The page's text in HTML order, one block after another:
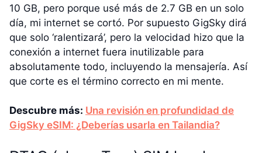
10 GB, pero porque usé más de 2.7 GB en un solo
día, mi internet se cortó. Por supuesto GigSky dirá
que solo ‘ralentizará’, pero la velocidad hizo que la
conexión a internet fuera inutilizable para
absolutamente todo, incluyendo la mensajería. Así
que corte es el término correcto en mi mente.
Descubre más: Una revisión en profundidad de
GigSky eSIM: ¿Deberías usarla en Tailandia?